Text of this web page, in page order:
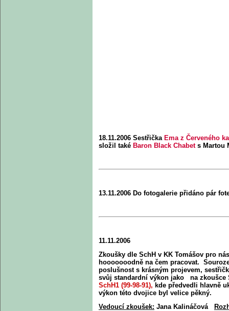
18.11.2006 Sestřička Ema z Červeného
složil také Baron Black Chabets Martou
13.11.2006 Do fotogalerie přidáno pár
11.11.2006
Zkoušky dle SchH v KK Tomášov pro
hooooooodně na čem pracovat.
poslušnost s krásným projevem,
svůj standardní výkon jako na zkoušce
SchH1 (99-98-91), kde předvedli hlavně
výkon této dvojice byl velice pěkný.
Vedoucí zkoušek: Jana Kalináčová